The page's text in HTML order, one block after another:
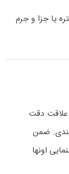
یا جزا و جرم
علاقت دقت
مندی. ضمن
اونها